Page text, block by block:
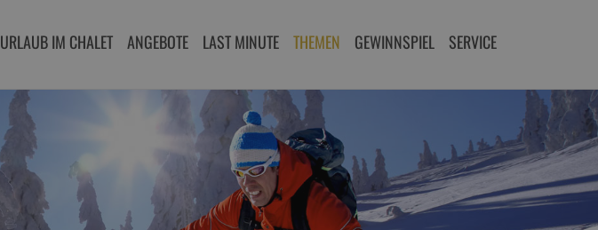
URLAUB IM CHALET ANGEBOTE LAST MINUTE THEMEN GEWINNSPIEL SERVICE